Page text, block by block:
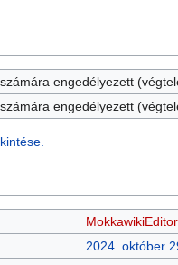
engedélyezett
engedélyezett
MokkawikiEditor
2024. október